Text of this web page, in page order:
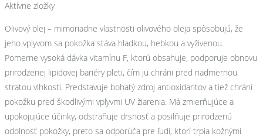
Aktívne zložky
Olivový olej – mimoriadne vlastnosti olivového oleja spôsobujú, že
jeho vplyvom sa pokožka stáva hladkou, hebkou a vyživenou.
Pomerne vysoká dávka vitamínu F, ktorú obsahuje, podporuje obnovu
prirodzenej lipidovej bariéry pleti, čím ju chráni pred nadmernou
stratou vlhkosti. Predstavuje bohatý zdroj antioxidantov a tiež chráni
pokožku pred škodlivými vplyvmi UV žiarenia. Má zmierňujúce a
upokojujúce účinky, odstraňuje drsnosť a posilňuje prirodzenú
odolnosť pokožky, preto sa odporúča pre ľudí, ktorí trpia kožnými